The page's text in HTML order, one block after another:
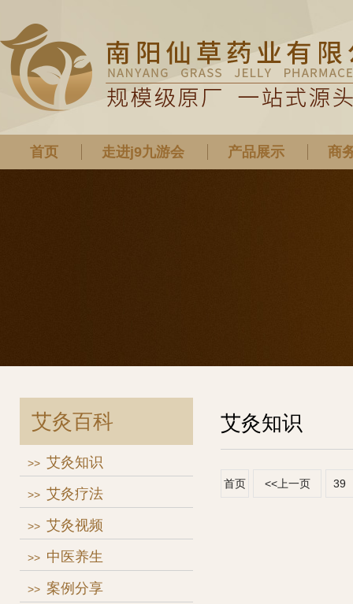
首页 走进j9九游会 产品展示 商
艾灸百科
>> 艾灸知识
>> 艾灸疗法
>> 艾灸视频
>> 中医养生
>> 案例分享
艾灸知识
首页 <<上一页 39